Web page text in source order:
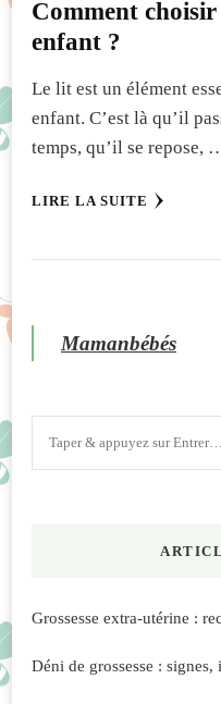
Comment
enfant ?
Le lit est un élément
enfant. C’est là qu’il
temps, qu’il se repose,
LIRE LA SUITE
Mamanbébés
Grossesse extra-utérine :
Déni de grossesse :